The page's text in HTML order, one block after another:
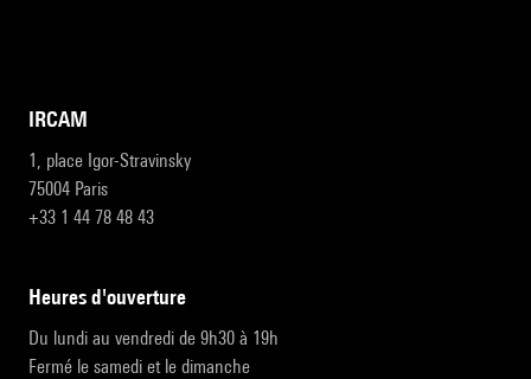
IRCAM
1, place Igor-Stravinsky
75004 Paris
+33 1 44 78 48 43
heures d'ouverture
Du lundi au vendredi de 9h30 à 19h
Fermé le samedi et le dimanche